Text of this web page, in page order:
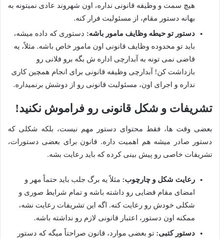
هیچ سمت و وظیفه قانونی نداره، اون شهروند عادی نمیتونه به
بهانه دستور مقام، از مسئولیت فرار کنه.
دستور تو حیطه وظایف مامور باشه: دستوری که داده میشه،
باید تو محدوده وظایف قانونی اون مامور خاص باشه. مثلاً، یه
قاضی نمی تونه به آبدارچی اداره ش بگه برو فلانی رو
بازداشت کن! آبدارچی وظیفه قانونی برای انجام همچین کاری
نداره و اجرای اون، مسئولیت قانونی رو از دوشش برنمیداره.
تشریفات و شکل قانونی رو فراموش نکنید!
بعضی وقت ها، فقط محتوای دستور مهم نیست، بلکه شکلی که
دستور صادر میشه هم اهمیت داره. قانون برای بعضی دستورات،
تشریفات خاصی رو پیش بینی کرده که باید رعایت بشه.
رعایت شکل و چارچوب: مثلاً یه برگ جلب باید حتماً مهر و
امضای مقام قضایی رو داشته باشه و تمام شرایط صوری و
شکلی خودش رو رعایت کنه. اگه این تشریفات رعایت نشه،
ممکنه اون دستور، اعتبار قانونی لازم رو نداشته باشه.
دستور کتبی: تو بعضی موارد، قانون صراحتاً میگه که دستور